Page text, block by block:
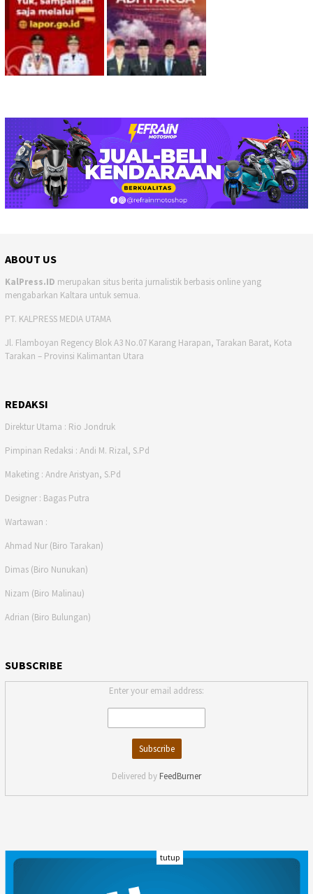
ABOUT US
KalPress.ID merupakan situs berita jurnalistik berbasis online yang
mengabarkan Kaltara untuk semua.
PT. KALPRESS MEDIA UTAMA
Jl. Flamboyan Regency Blok A3 No.07 Karang Harapan, Tarakan Barat, Kota
Tarakan – Provinsi Kalimantan Utara
REDAKSI
Direktur Utama : Rio Jondruk
Pimpinan Redaksi : Andi M. Rizal, S.Pd
Maketing : Andre Aristyan, S.Pd
Designer : Bagas Putra
Wartawan :
Ahmad Nur (Biro Tarakan)
Dimas (Biro Nunukan)
Nizam (Biro Malinau)
Adrian (Biro Bulungan)
SUBSCRIBE
Enter your email address:
Delivered by FeedBurner
tutup